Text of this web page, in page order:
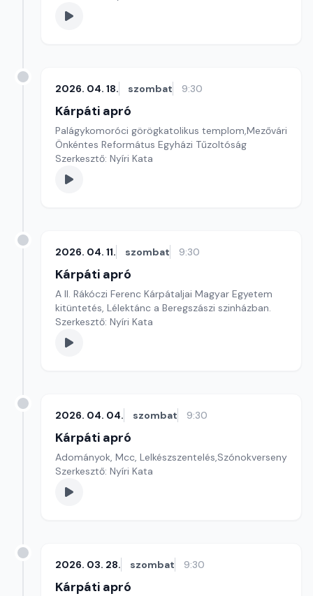
2026. 04. 18. szombat 9:30
Kárpáti apró
Palágykomoróci görögkatolikus templom,Mezővári
Önkéntes Református Egyházi Tűzoltóság
Szerkesztő: Nyíri Kata
2026. 04. 11. szombat 9:30
Kárpáti apró
A II. Rákóczi Ferenc Kárpátaljai Magyar Egyetem
kitüntetés, Lélektánc a Beregszászi szinházban.
Szerkesztő: Nyíri Kata
2026. 04. 04. szombat 9:30
Kárpáti apró
Adományok, Mcc, Lelkészszentelés,Szónokverseny
Szerkesztő: Nyíri Kata
2026. 03. 28. szombat 9:30
Kárpáti apró